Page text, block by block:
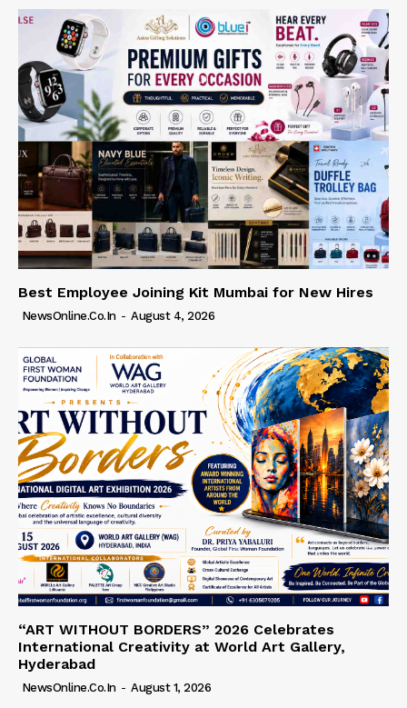
Best Employee Joining Kit Mumbai for New Hires
NewsOnline.co.in - August 4, 2026
“ART WITHOUT BORDERS” 2026 Celebrates
International Creativity at World Art Gallery,
Hyderabad
NewsOnline.co.in - August 1, 2026